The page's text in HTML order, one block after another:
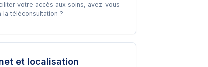
votre accès aux soins, avez-vous
la téléconsultation ?
et localisation